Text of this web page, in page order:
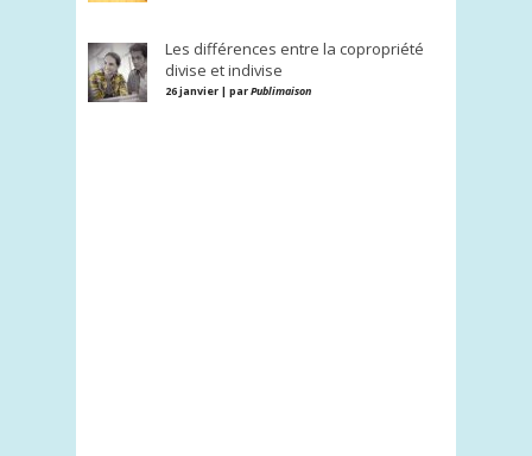
Les différences entre la copropriété
divise et indivise
26 janvier | parPublimaison